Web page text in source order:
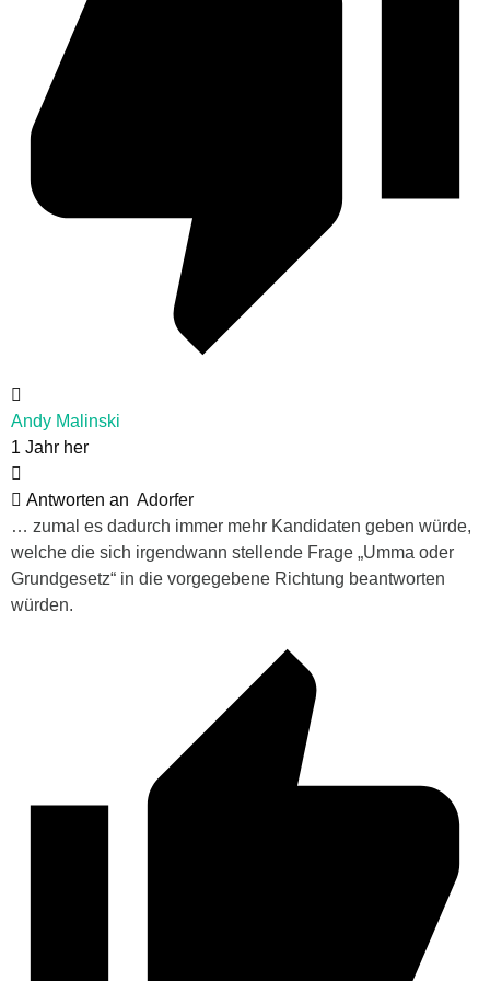
Andy Malinski
1 Jahr her
Antworten an Adorfer
… zumal es dadurch immer mehr Kandidaten geben würde,
welche die sich irgendwann stellende Frage „Umma oder
Grundgesetz“ in die vorgegebene Richtung beantworten
würden.